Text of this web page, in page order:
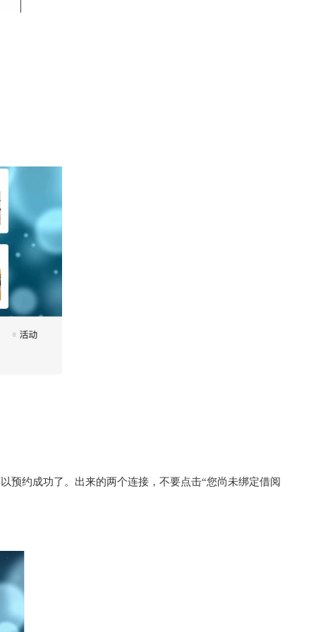
预约成功了。出来的两个连接，不要点击“您尚未绑定借阅